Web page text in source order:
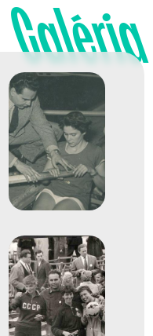
Galéria